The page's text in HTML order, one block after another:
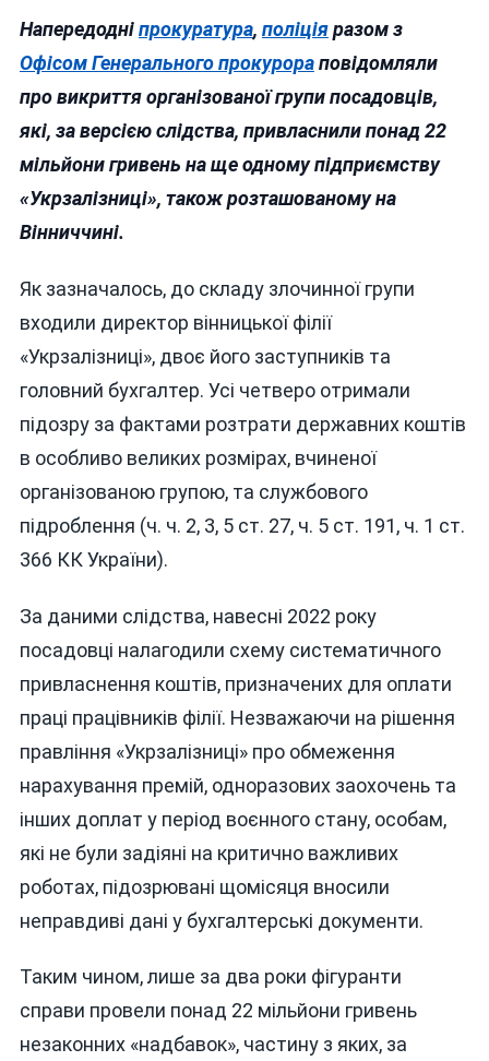
Напередодніпрокуратура, поліціяразом з
Офісом Генерального прокурораповідомляли
про викриття організованої групи посадовців,
які, за версією слідства, привласнили понад 22
мільйони гривень на ще одному підприємству
«Укрзалізниці», також розташованому на
Вінниччині.
Як зазначалось, до складу злочинної групи
входили директор вінницької філії
«Укрзалізниці», двоє його заступників та
головний бухгалтер. Усі четверо отримали
підозру за фактами розтрати державних коштів
в особливо великих розмірах, вчиненої
організованою групою, та службового
підроблення (ч. ч. 2, 3, 5 ст. 27, ч. 5 ст. 191, ч. 1 ст.
366 КК України).
За даними слідства, навесні 2022 року
посадовці налагодили схему систематичного
привласнення коштів, призначених для оплати
праці працівників філії. Незважаючи на рішення
правління «Укрзалізниці» про обмеження
нарахування премій, одноразових заохочень та
інших доплат у період воєнного стану, особам,
які не були задіяні на критично важливих
роботах, підозрювані щомісяця вносили
неправдиві дані у бухгалтерські документи.
Таким чином, лише за два роки фігуранти
справи провели понад 22 мільйони гривень
незаконних «надбавок», частину з яких, за